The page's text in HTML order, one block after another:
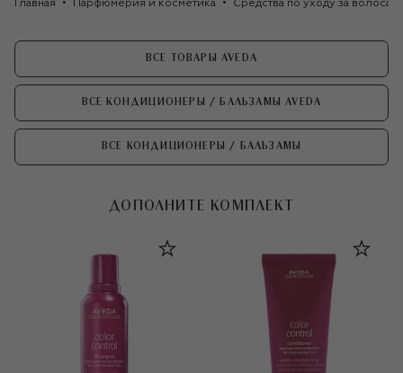
Главная Парфюмерия и косметика Средства по уходу за
ВСЕ ТОВАРЫ AVEDA
ВСЕ КОНДИЦИОНЕРЫ / БАЛЬЗАМЫ AVEDA
ВСЕ КОНДИЦИОНЕРЫ / БАЛЬЗАМЫ
ДОПОЛНИТЕ КОМПЛЕКТ